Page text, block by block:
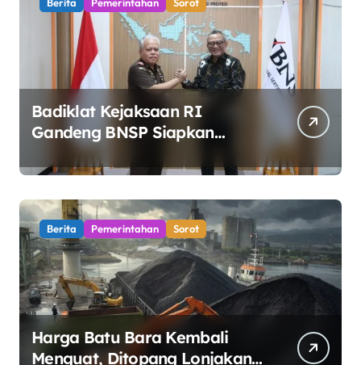
Badiklat Kejaksaan RI
Gandeng BNSP Siapkan
Sertifikasi Profesi Jaksa
Berita Pemerintahan Sorot
Harga Batu Bara Kembali
Menguat, Ditopang Lonjakan